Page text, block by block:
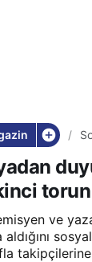
ve